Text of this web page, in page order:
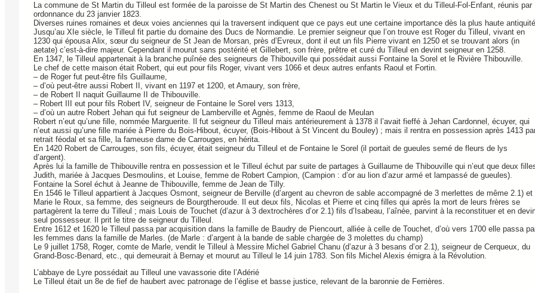
La commune de St Martin du Tilleul est formée de la paroisse de St Martin des Chenest ou St Martin le Vieux et du Tilleul-Fol-Enfant, réunis par
ordonnance du 23 janvier 1823.
Diverses ruines romaines et deux voies anciennes qui la traversent indiquent que ce pays eut une certaine importance dès la plus haute
Jusqu’au XIe siècle, le Tilleul fit partie du domaine des Ducs de Normandie. Le premier seigneur que l’on trouve est Roger du Tilleul, vivant en
1230 qui épousa Alix, sœur du seigneur de St Jean de Morsan, près d’Evreux, dont il eut un fils Pierre vivant en 1250 et se trouvant alors (in
aetate) c’est-à-dire majeur. Cependant il mourut sans postérité et Gillebert, son frère, prêtre et curé du Tilleul en devint seigneur en 1258.
En 1347, le Tilleul appartenait à la branche puînée des seigneurs de Thibouville qui possédait aussi Fontaine la Sorel et le Rivière Thibouville.
Le chef de cette maison était Robert, qui eut pour fils Roger, vivant vers 1066 et deux autres enfants Raoul et Fortin.
– de Roger fut peut-être fils Guillaume,
– d’où peut-être aussi Robert II, vivant en 1197 et 1200, et Amaury, son frère,
– de Robert II naquit Guillaume II de Thibouville.
– Robert III eut pour fils Robert IV, seigneur de Fontaine le Sorel vers 1313,
– d’où un autre Robert Jehan qui fut seigneur de Lamberville et Agnès, femme de Raoul de Meulan
Robert n’eut qu’une fille, nommée Marguerite. Il fut seigneur du Tilleul mais antérieurement à 1378 il l’avait fieffé à Jehan Cardonnel, écuyer, qui
n’eut aussi qu’une fille mariée à Pierre du Bois-Hibout, écuyer, (Bois-Hibout à St Vincent du Bouley) ; mais il rentra en possession après 1413
retrait féodal et sa fille, la fameuse dame de Carrouges, en hérita.
En 1420 Robert de Carrouges, son fils, écuyer, était seigneur du Tilleul et de Fontaine le Sorel (il portait de gueules semé de fleurs de lys
d’argent).
Après lui la famille de Thibouville rentra en possession et le Tilleul échut par suite de partages à Guillaume de Thibouville qui n’eut que deux
Judith, mariée à Jacques Desmoulins, et Louise, femme de Robert Campion, (Campion : d’or au lion d’azur armé et lampassé de gueules).
Fontaine la Sorel échut à Jeanne de Thibouville, femme de Jean de Tilly.
En 1546 le Tilleul appartient à Jacques Osmont, seigneur de Berville (d’argent au chevron de sable accompagné de 3 merlettes de même 2.1) et
Marie le Roux, sa femme, des seigneurs de Bourgtheroude. Il eut deux fils, Nicolas et Pierre et cinq filles qui après la mort de leurs frères se
partagèrent la terre du Tilleul ; mais Louis de Touchet (d’azur à 3 dextrochères d’or 2.1) fils d’Isabeau, l’aînée, parvint à la reconstituer et en
seul possesseur. Il prit le titre de seigneur du Tilleul.
Entre 1612 et 1620 le Tilleul passa par acquisition dans la famille de Baudry de Piencourt, alliée à celle de Touchet, d’où vers 1700 elle passa
les femmes dans la famille de Marles. (de Marle : d’argent à la bande de sable chargée de 3 molettes du champ)
Le 9 juillet 1758, Roger, comte de Marle, vendit le Tilleul à Messire Michel Gabriel Chanu (d’azur à 3 besans d’or 2.1), seigneur de Cerqueux, du
Grand-Bosc-Benard, etc., qui demeurait à Bernay et mourut au Tilleul le 14 juin 1783. Son fils Michel Alexis émigra à la Révolution.
L’abbaye de Lyre possédait au Tilleul une vavassorie dite l’Adérié
Le Tilleul était un 8e de fief de haubert avec patronage de l’église et basse justice, relevant de la baronnie de Ferrières.